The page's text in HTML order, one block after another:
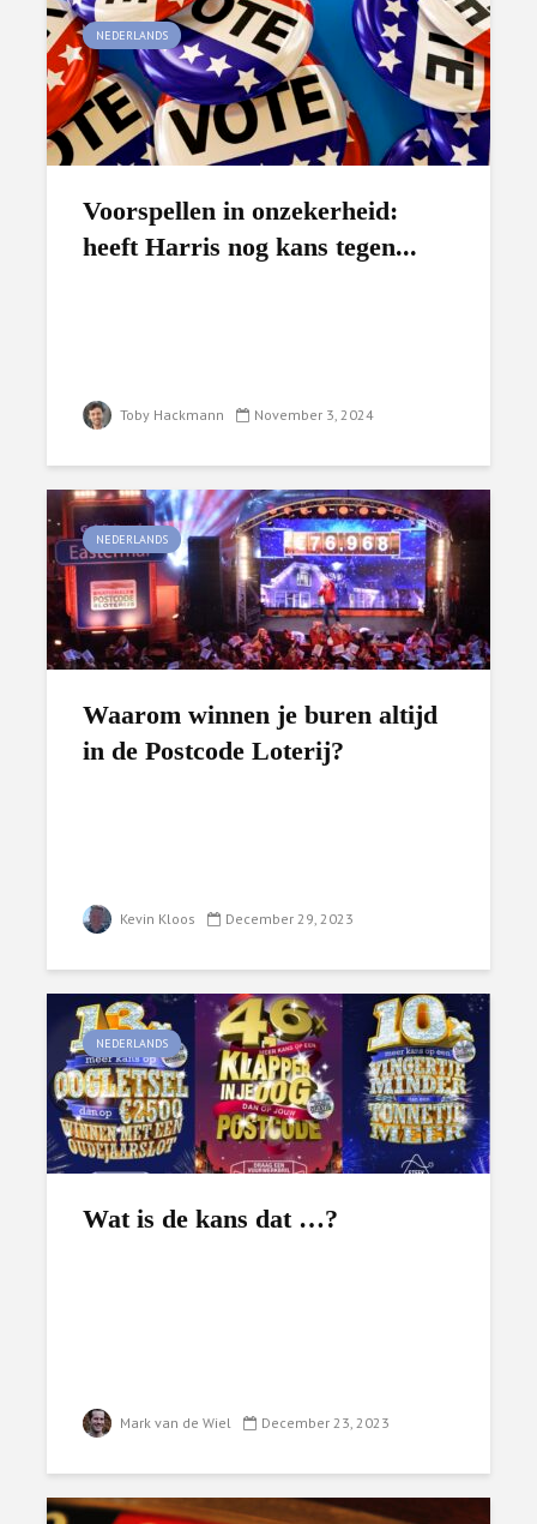
NEDERLANDS
Voorspellen in onzekerheid:
heeft Harris nog kans tegen...
Toby Hackmann November 3, 2024
NEDERLANDS
Waarom winnen je buren altijd
in de Postcode Loterij?
Kevin Kloos December 29, 2023
NEDERLANDS
Wat is de kans dat …?
Mark van de Wiel December 23, 2023